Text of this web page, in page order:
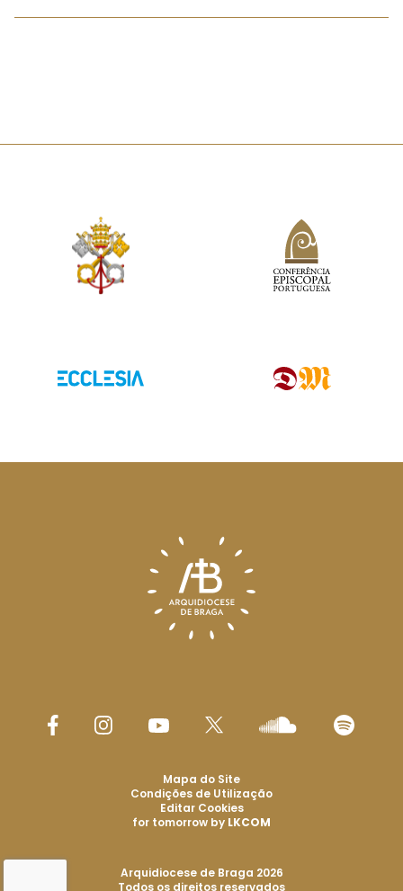
Arquidiocese de Braga 2026
Todos os direitos reservados
Mapa do Site
Condições de Utilização
Editar Cookies
for tomorrow by LKCOM